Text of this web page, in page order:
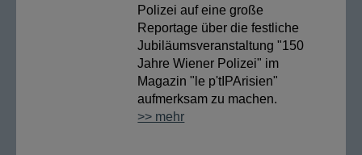
Polizei auf eine große
Reportage über die festliche
Jubiläumsveranstaltung "150
Jahre Wiener Polizei" im
Magazin "le p'tIPArisien"
aufmerksam zu machen.
>> mehr